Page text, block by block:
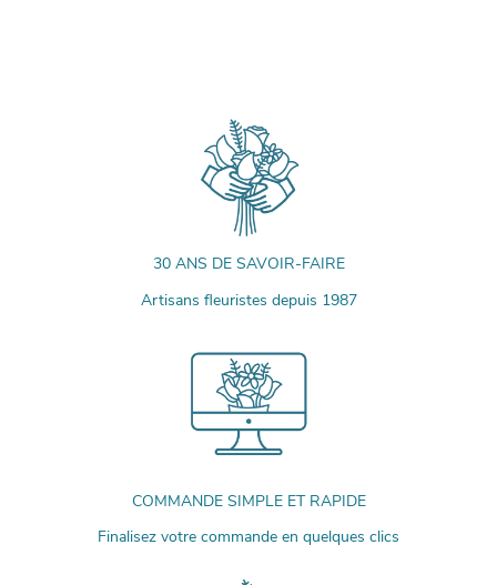
30 ANS DE SAVOIR-FAIRE
Artisans fleuristes depuis 1987
COMMANDE SIMPLE ET RAPIDE
Finalisez votre commande en quelques clics